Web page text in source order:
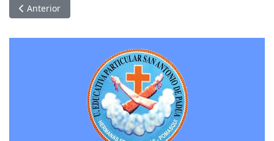
Artículo anterior: Misa Campal en honor a "San Francisco de
Anterior